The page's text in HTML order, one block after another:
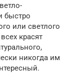
быстро
или светлого
красят
никогда им